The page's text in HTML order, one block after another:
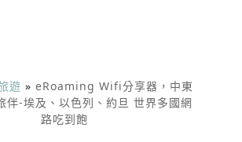
遊 » eRoaming Wifi分享器，中東
伴-埃及、以色列、約旦 世界多國網
路吃到飽